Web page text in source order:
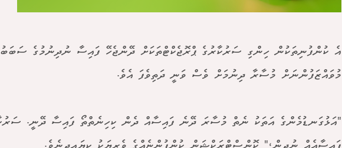
އެ ކުންފުނިތަކުން ހިންގި ސަރުކާރުގެ ޕްރޮޖެކްޓްތަކަށް ދޭންޖެހޭ ފައިސާ ނުދިނުމުގެ
މުވައްޒަފުންނަށް މުސާރާ ދިނުމަށް ވެސް ވަނީ ދަތިވެފަ އެވެ.
"އަޅުގަނޑުމެންގެ އަތަކު ނެތް މުސާރަ ދޭނެ ފައިސާއް ދެން ކިހިނެތްތޯ ފައިސާ ދޭނީ.